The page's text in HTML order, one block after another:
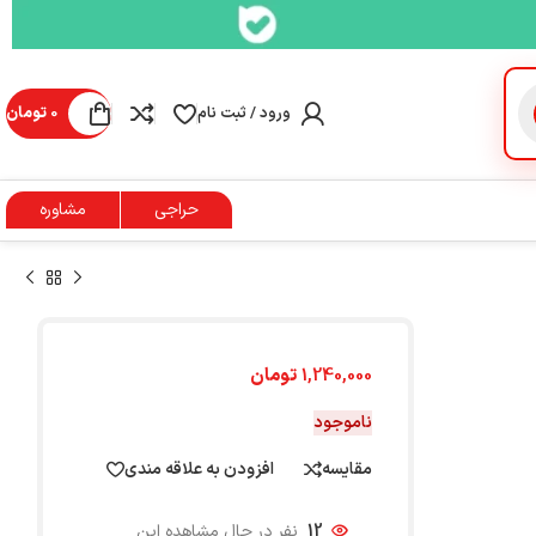
ورود / ثبت نام 0 تومان
حراجی مشاوره
1,240,000تومان
ناموجود
مقایسه
افزودن به علاقه مندی